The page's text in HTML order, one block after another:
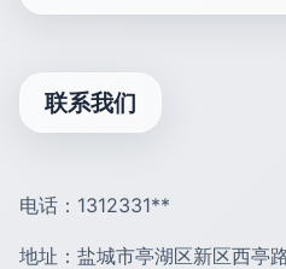
联系我们
电话：1312331**
地址：盐城市亭湖区新区西亭